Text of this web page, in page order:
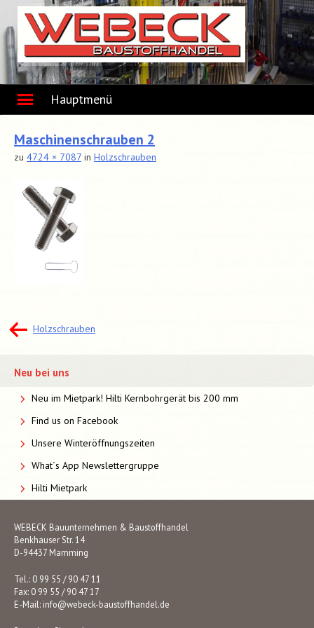
content
Hauptmenü
Maschinenschrauben 2
zu 4724 × 7087 in Holzschrauben
Beitragsnavigation
Holzschrauben
Neu bei uns
Neu im Mietpark! Hilti Kernbohrgerät bis 200 mm
Find us on Facebook
Unsere Winteröffnungszeiten
What´s App Newslettergruppe
Hilti Mietpark
WEBECK Bauunternehmen & Baustoffhandel
Benkhauser Str. 14
D-94437 Mamming
Tel.: 0 99 55 / 90 47 11
Fax: 0 99 55 / 90 47 17
E-Mail: info@webeck-baustoffhandel.de